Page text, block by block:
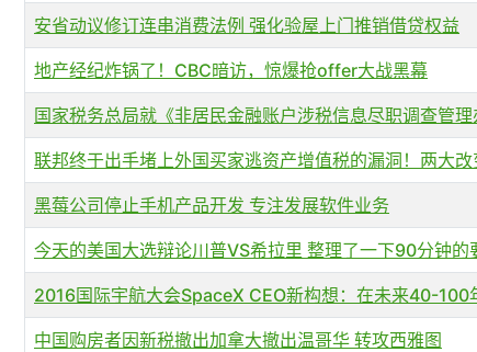
安省动议修订连串消费法例 强化验屋上门推销借贷权益
地产经纪炸锅了！CBC暗访，惊爆抢offer大战黑幕
国家税务总局就《非居民金融账户涉税信息尽职调查管
联邦终于出手堵上外国买家逃资产增值税的漏洞！两大
黑莓公司停止手机产品开发 专注发展软件业务
今天的美国大选辩论川普VS希拉里 整理了一下90分钟的
2016国际宇航大会SpaceX CEO新构想：在未来40-100
中国购房者因新税撤出加拿大撤出温哥华 转攻西雅图